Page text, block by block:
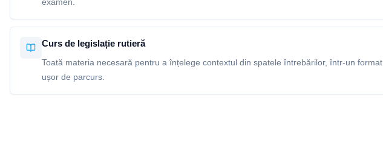
Curs de legislație rutieră
Toată materia necesară pentru a înțelege contextul din spatele întrebărilor, într-un format
ușor de parcurs.